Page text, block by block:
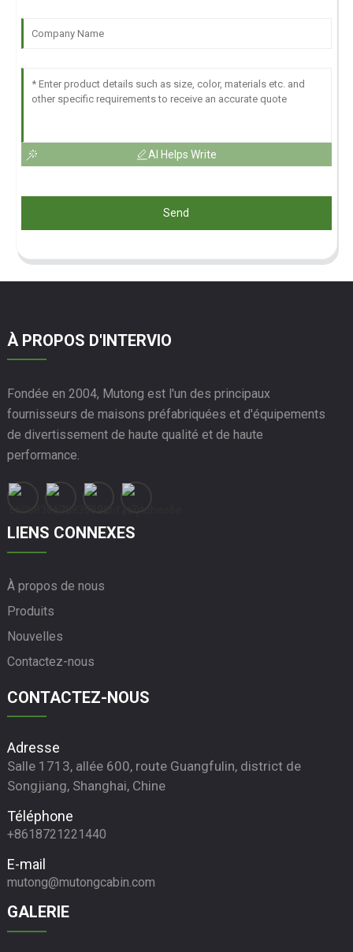
AI Helps Write
Send
À PROPOS D'INTERVIO
Fondée en 2004, Mutong est l'un des principaux
fournisseurs de maisons préfabriquées et d'équipements
de divertissement de haute qualité et de haute
performance.
LIENS CONNEXES
À propos de nous
Produits
Nouvelles
Contactez-nous
CONTACTEZ-NOUS
Adresse
Salle 1713, allée 600, route Guangfulin, district de
Songjiang, Shanghai, Chine
Téléphone
+8618721221440
E-mail
mutong@mutongcabin.com
GALERIE